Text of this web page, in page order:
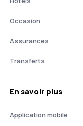
Occasion
Assurances
Transferts
En savoir plus
Application mobile